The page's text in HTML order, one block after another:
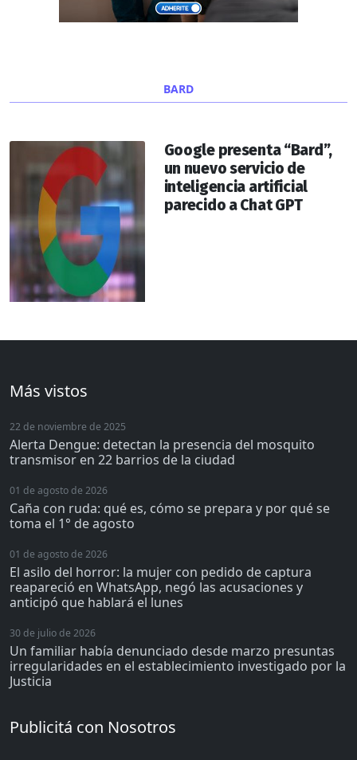
BARD
Google presenta “Bard”,
un nuevo servicio de
inteligencia artificial
parecido a Chat GPT
Más vistos
22 de noviembre de 2025
Alerta Dengue: detectan la presencia del mosquito
transmisor en 22 barrios de la ciudad
01 de agosto de 2026
Caña con ruda: qué es, cómo se prepara y por qué se
toma el 1° de agosto
01 de agosto de 2026
El asilo del horror: la mujer con pedido de captura
reapareció en WhatsApp, negó las acusaciones y
anticipó que hablará el lunes
30 de julio de 2026
Un familiar había denunciado desde marzo presuntas
irregularidades en el establecimiento investigado por la
Justicia
Publicitá con Nosotros